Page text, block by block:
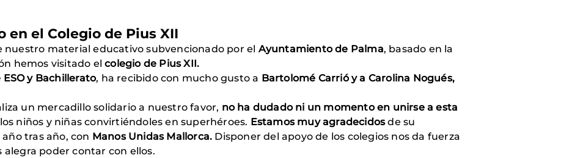
el Colegio de Pius XII
material educativo subvencionado por el Ayuntamiento de Palma, basado en la
hemos visitado elcolegio de Pius XII.
y Bachillerato, ha recibido con mucho gusto a Bartolomé Carrió y a Carolina Nogués,
un mercadillo solidario a nuestro favor, no ha dudado ni un momento en unirse a esta
niños y niñas convirtiéndoles en superhéroes. Estamos muy agradecidosde su
tras año, con Manos Unidas Mallorca. Disponer del apoyo de los colegios nos da fuerza
poder contar con ellos.